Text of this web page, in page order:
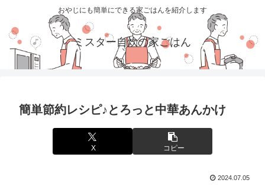
おやじにも簡単にできる家ごはんを紹介します
ミスター自炊の家ごはん
簡単節約レシピ♪とろっと中華あんかけ
X コピー
2024.07.05